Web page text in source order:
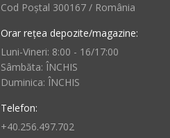
Cod Poștal 300167 / România
Orar rețea depozite/magazine:
Luni-Vineri: 8:00 - 16/17:00
Sâmbăta: ÎNCHIS
Duminica: ÎNCHIS
Telefon:
+40.256.497.702